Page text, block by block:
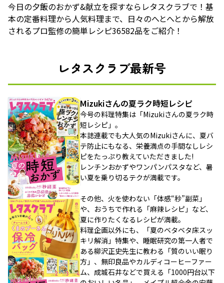
今日の夕飯のおかず&献立を探すならレタスクラブで！基
本の定番料理から人気料理まで、日々のへとへとから解放
されるプロ監修の簡単レシピ36582品をご紹介！
レタスクラブ最新号
Mizukiさんの夏ラク時短レシピ
今号の料理特集は「Mizukiさんの夏ラク時
短レシピ」。
本誌連載でも大人気のMizukiさんに、夏バ
テ防止にもなる、栄養満点の手間なしレシ
ピをたっぷり教えていただきました!
レンチンおかずやワンパンパスタなど、暑
い夏を乗り切るテクが満載です。
その他、火を使わない「体感“秒”副菜」
や、おうちで作れる「麻辣レシピ」など、
夏に作りたくなるレシピが満載。
料理企画以外にも、「夏のベタベタ床スッ
キリ解消」特集や、睡眠研究の第一人者で
ある柳沢正史先生に教わる「質のいい眠り
方」、無印良品やカルディコーヒーファー
ム、成城石井などで買える「1000円台以下